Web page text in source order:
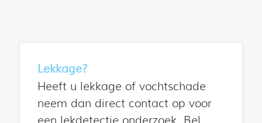
Lekkage?
Heeft u lekkage of vochtschade
neem dan direct contact op voor